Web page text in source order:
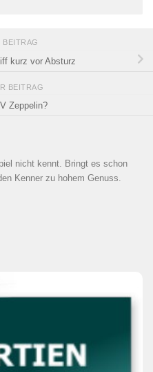
BEITRAG
kurz vor Absturz
BEITRAG
Zeppelin?
nicht kennt. Bringt es schon
Kenner zu hohem Genuss.